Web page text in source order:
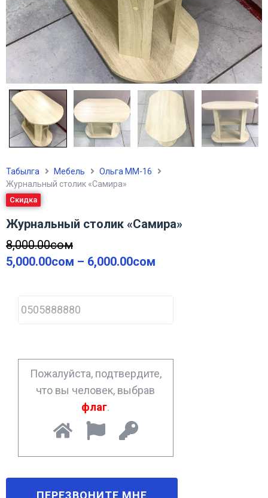
Табылга Мебель
Ольга ММ-16
Журнальный столик «Самира»
Скидка
Журнальный столик «Самира»
8,000.00сом
5,000.00сом – 6,000.00сом
h
o
*
Пожалуйста, подтвердите,
что вы человек, выбрав
флаг.